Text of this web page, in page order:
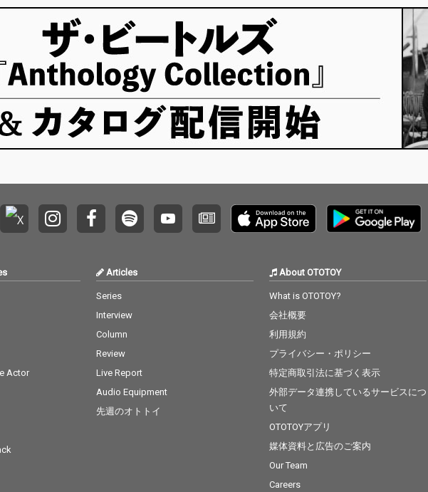
Handといった長年連
れ添ってきた仲間達が
サポートしている。そ
して今年3月にリリー
スされ話題となったRA
WAXとの「Stay Rea
l」も挿入。BeatはDJ M
ASAKAZ, MASS-HOLE,
SEI-ONE from GEEK, SI
BAと言ったClassicを残
してる素晴らしい面々
r.Kanta & Atsushi Yagi
ない面々が参加してい
る。RAPに関しては曲
曰くこのアルバムでリ
ったり先を想像したり
Actor
Articles
Series
Interview
Column
Review
Live Report
Audio Equipment
先週のオトトイ
About OTOTOY
What is OTOTOY?
会社概要
利用規約
プライバシー・ポリシー
特定商取引法に基づく表示
外部データ連携しているサービスにつ
いて
OTOTOYアプリ
媒体資料と広告のご案内
Our Team
Careers